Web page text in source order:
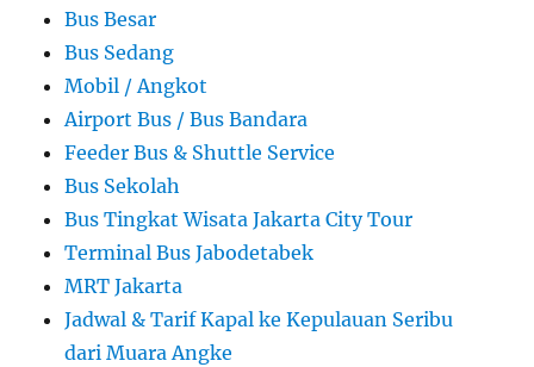
Bus Besar
Bus Sedang
Mobil / Angkot
Airport Bus / Bus Bandara
Feeder Bus & Shuttle Service
Bus Sekolah
Bus Tingkat Wisata Jakarta City Tour
Terminal Bus Jabodetabek
MRT Jakarta
Jadwal & Tarif Kapal ke Kepulauan Seribu
dari Muara Angke